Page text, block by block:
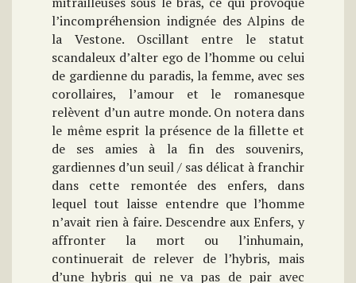
l’incompréhension indignée des Alpins de
la Vestone. Oscillant entre le statut
scandaleux d’alter ego de l’homme ou celui
de gardienne du paradis, la femme, avec ses
corollaires, l’amour et le romanesque
relèvent d’un autre monde. On notera dans
le même esprit la présence de la fillette et
de ses amies à la fin des souvenirs,
gardiennes d’un seuil / sas délicat à franchir
dans cette remontée des enfers, dans
lequel tout laisse entendre que l’homme
n’avait rien à faire. Descendre aux Enfers, y
affronter la mort ou l’inhumain,
continuerait de relever de l’hybris, mais
d’une hybris qui ne va pas de pair avec